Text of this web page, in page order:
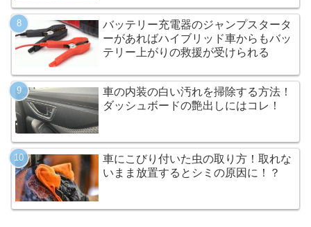
バッテリー充電器のジャンプスタータ
ーがあればハイブリッド車からもバッ
テリー上がりの救援が受けられる
車の内装の白い汚れを掃除する方法！
ダッシュボードの艶出しにはコレ！
車にこびり付いた虫の取り方！取れな
いまま放置するとシミの原因に！？